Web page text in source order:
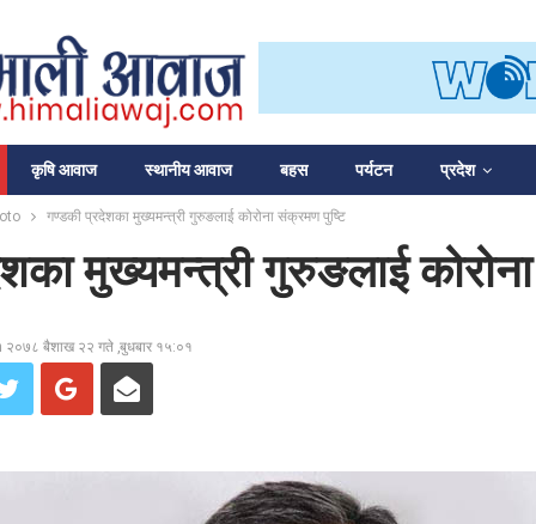
कृषि आवाज स्थानीय आवाज बहस पर्यटन प्रदेश
गण्डकी प्रदेशका मुख्यमन्त्री गुरुङलाई कोरोना संक्रमण पुष्टि
मुख्यमन्त्री गुरुङलाई
२०७८ बैशाख २२ गते ,बुधबार १५:०१